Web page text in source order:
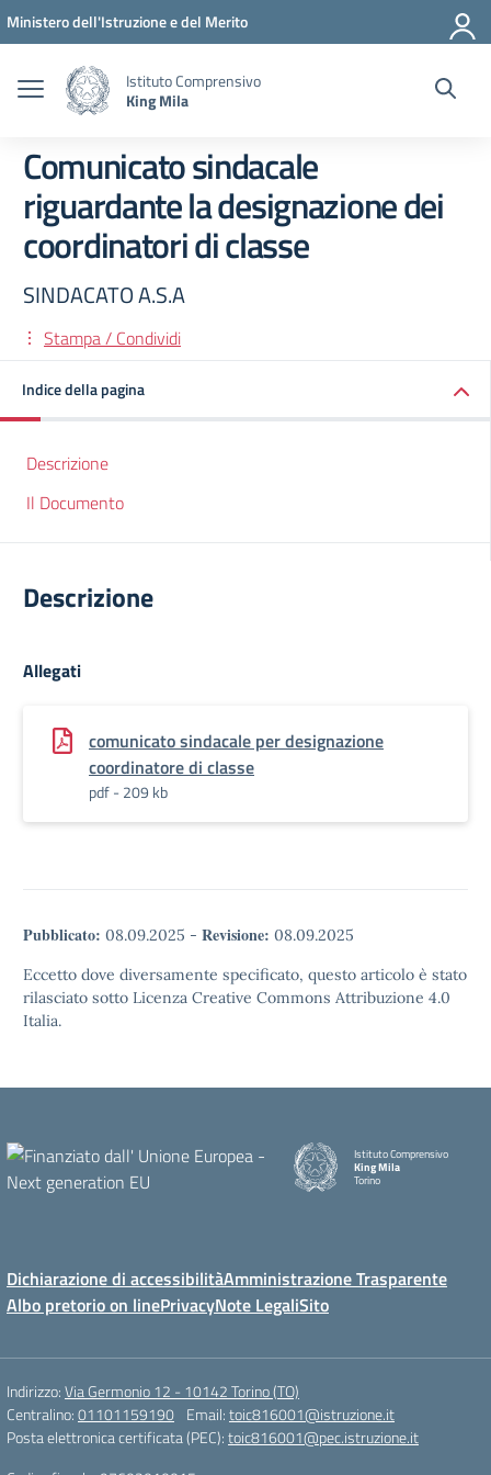
Vai ai contenuti
Vai al menu di navigazione
Vai al footer
Ministero dell'Istruzione e del Merito
Istituto Comprensivo
King Mila
Comunicato sindacale
riguardante la designazione dei
coordinatori di classe
SINDACATO A.S.A
Stampa / Condividi
Indice della pagina
Descrizione
Il Documento
Descrizione
Allegati
comunicato sindacale per designazione
coordinatore di classe
pdf - 209 kb
Pubblicato: 08.09.2025 - Revisione: 08.09.2025
Eccetto dove diversamente specificato, questo articolo è stato
rilasciato sotto Licenza Creative Commons Attribuzione 4.0
Italia.
Istituto Comprensivo
King Mila
Torino
Dichiarazione di accessibilitàAmministrazione Trasparente
Albo pretorio on linePrivacyNote LegaliSito
Indirizzo:Via Germonio 12 - 10142 Torino (TO)
Centralino:01101159190 Email:toic816001@istruzione.it
Posta elettronica certificata (PEC):toic816001@pec.istruzione.it